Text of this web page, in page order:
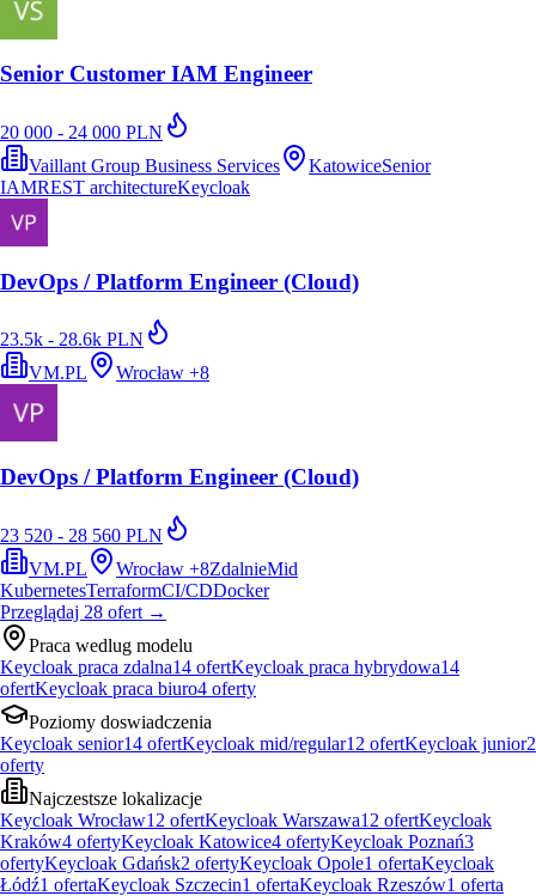
Senior Customer IAM Engineer
20 000 - 24 000 PLN
Vaillant Group Business Services
KatowiceSenior
IAMREST architectureKeycloak
DevOps / Platform Engineer (Cloud)
23.5k - 28.6k PLN
VM.PL
Wrocław +8
DevOps / Platform Engineer (Cloud)
23 520 - 28 560 PLN
VM.PL
Wrocław +8ZdalnieMid
KubernetesTerraformCI/CDDocker
Przeglądaj 28 ofert →
Praca wedlug modelu
Keycloak praca zdalna14 ofertKeycloak praca hybrydowa14
ofertKeycloak praca biuro4 oferty
Poziomy doswiadczenia
Keycloak senior14 ofertKeycloak mid/regular12 ofertKeycloak junior2
oferty
Najczestsze lokalizacje
Keycloak Wrocław12 ofertKeycloak Warszawa12 ofertKeycloak
Kraków4 ofertyKeycloak Katowice4 ofertyKeycloak Poznań3
ofertyKeycloak Gdańsk2 ofertyKeycloak Opole1 ofertaKeycloak
Łódź1 ofertaKeycloak Szczecin1 ofertaKeycloak Rzeszów1 oferta